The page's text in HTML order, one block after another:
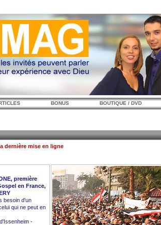
BONUS BOUTIQUE / DVD
dernière mise en ligne
première
en France,
besoin d'un
qui ne peut en
-